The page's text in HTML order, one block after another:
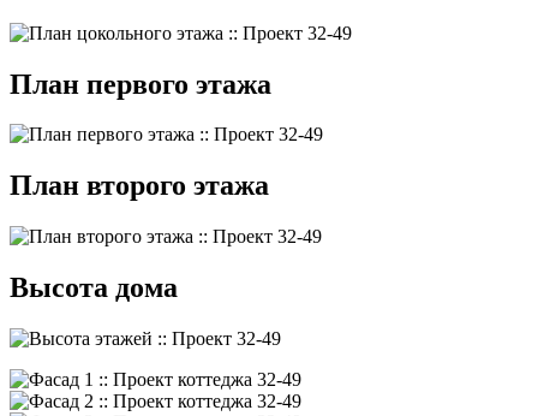
План первого этажа
План второго этажа
Высота дома